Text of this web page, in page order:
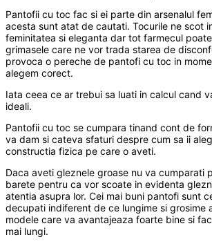
Pantofii cu toc fac si ei parte din arsenalul
acesta sunt atat de cautati. Tocurile ne scot
feminitatea si eleganta dar tot farmecul
grimasele care ne vor trada starea de
provoca o pereche de pantofi cu toc in
alegem corect.
Iata ceea ce ar trebui sa luati in calcul cand
ideali.
Pantofii cu toc se cumpara tinand cont de
va dam si cateva sfaturi despre cum sa ii
constructia fizica pe care o aveti.
Daca aveti gleznele groase nu va cumparati
barete pentru ca vor scoate in evidenta
atentia asupra lor. Cei mai buni pantofi sunt
decupati indiferent de ce lungime si grosime
modele care va avantajeaza foarte bine si
mai lungi.